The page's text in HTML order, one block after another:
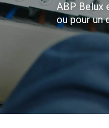
ABP Belux
ou pour un